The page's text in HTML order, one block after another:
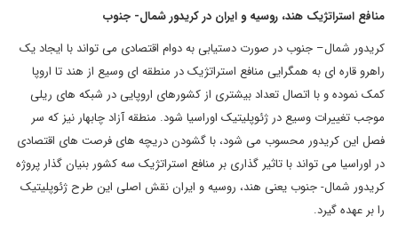
منافع استراتژیک هند، روسیه و ایران در کریدور شمال- جنوب
کریدور شمال– جنوب در صورت دستیابی به دوام اقتصادی می تواند با ایجاد یک
راهرو قاره ای به همگرایی منافع استراتژیک در منطقه ای وسیع از هند تا اروپا
کمک نموده و با اتصال تعداد بیشتری از کشورهای اروپایی در شبکه های ریلی
موجب تغییرات وسیع در ژئوپلیتیک اوراسیا شود. منطقه آزاد چابهار نیز که سر
فصل این کریدور محسوب می شود، با گشودن دریچه های فرصت های اقتصادی
در اوراسیا می تواند با تاثیر گذاری بر منافع استراتژیک سه کشور بنیان گذار پروژه
کریدور شمال- جنوب یعنی هند، روسیه و ایران نقش اصلی این طرح ژئوپلیتیک
را بر عهده گیرد.